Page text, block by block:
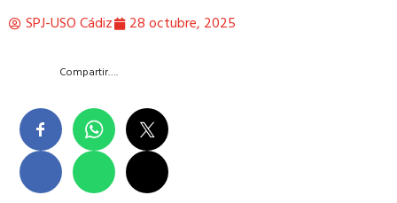
SPJ-USO Cádiz 28 octubre, 2025
Compartir….